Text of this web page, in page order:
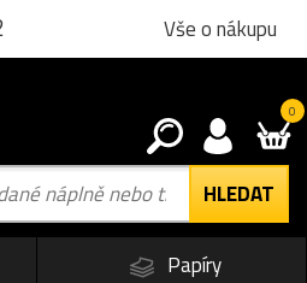
Vše o nákupu
0
Papíry